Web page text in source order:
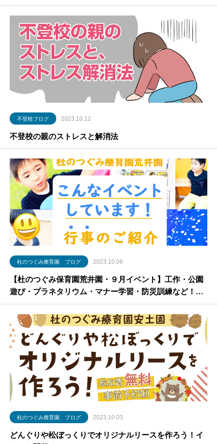
出・ピタゴラスイッチ遊びなど！行事のご紹介【放課後
等デイサービス・仙台市】
不登校ブログ 2023.10.12
不登校の親のストレスと解消法
杜のつぐみ療育園 ブログ 2023.10.06
【杜のつぐみ保育園荒井園・９月イベント】工作・公園
遊び・プラネタリウム・マナー学習・防災訓練など！行
事のご紹介【放課後等デイサービス・仙台市】
杜のつぐみ療育園 ブログ 2023.10.03
どんぐりや松ぼっくりでオリジナルリースを作ろう！イ